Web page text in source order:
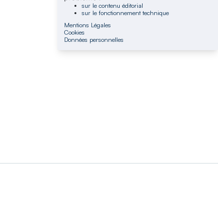
sur le contenu éditorial
sur le fonctionnement technique
Mentions Légales
Cookies
Données personnelles